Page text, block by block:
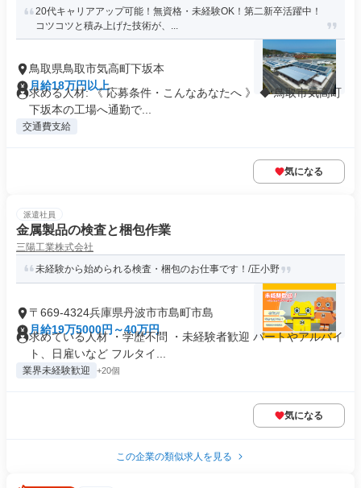
20代キャリアアップ可能！無資格・未経験OK！第二新卒活躍中！
コツコツと積み上げた技術が、...
鳥取県鳥取市気高町下坂本
月給18万円以上
求める人材: 《 応募条件・こんなあなたへ 》 ◆ 鳥取市気高町
下坂本の工場へ通勤で...
交通費支給
気になる
派遣社員
金属製品の検査と梱包作業
三陽工業株式会社
未経験から始められる検査・梱包のお仕事です！/正小野
〒669-4324兵庫県丹波市市島町市島
月給19万5000円～40万円
求めている人材 ・学歴不問 ・未経験者歓迎 パートやアルバイ
ト、日雇いなど フルタイ...
業界未経験歓迎 +20個
気になる
この企業の類似求人を見る